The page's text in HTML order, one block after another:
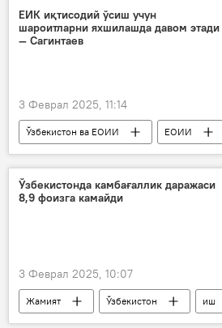
ЕИК иқтисодий ўсиш учун
шароитларни яхшилашда давом этади
— Сагинтаев
3 Феврал 2025, 11:14
Ўзбекистон ва ЕОИИ
ЕОИИ
ЕИК
тадбиркор иқтисод
Ўзбекистонда камбағаллик даражаси
8,9 фоизга камайди
3 Феврал 2025, 10:07
Жамият Ўзбекистон
иш
тадбиркор
пенсия